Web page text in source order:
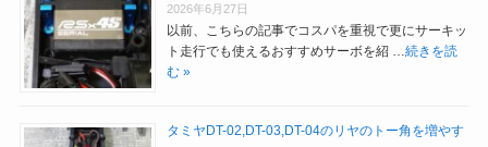
2026年6月27日
以前、こちらの記事でコスパを重視で更にサーキッ
ト走行でも使えるおすすめサーボを紹 …続きを読
む »
タミヤDT-02,DT-03,DT-04のリヤのトー角を増やす